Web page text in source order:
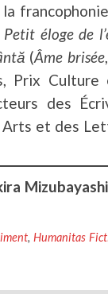
Petit éloge de
(Âme brisée
Prix
des
Arts et des
Mizubayashi
, Humanitas